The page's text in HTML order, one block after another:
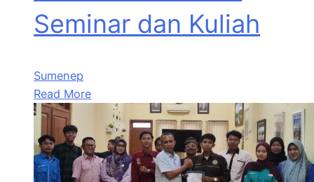
Seminar dan Kuliah
Sumenep
Read More